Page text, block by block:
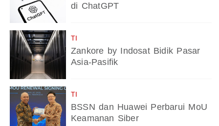
di ChatGPT
TI
Zankore by Indosat Bidik Pasar
Asia-Pasifik
TI
BSSN dan Huawei Perbarui MoU
Keamanan Siber